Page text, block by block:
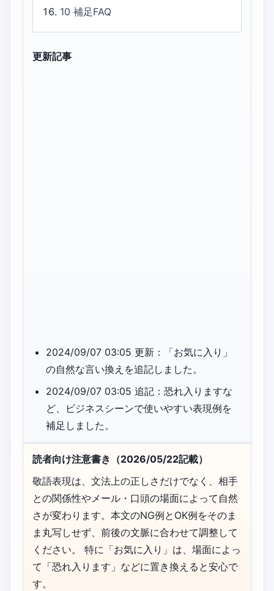
10補足FAQ
更新記事
2024/09/07 03:05 更新：「お気に入り」
の自然な言い換えを追記しました。
2024/09/07 03:05 追記：恐れ入りますな
ど、ビジネスシーンで使いやすい表現例を
補足しました。
読者向け注意書き（2026/05/22記載）
敬語表現は、文法上の正しさだけでなく、相手
との関係性やメール・口頭の場面によって自然
さが変わります。本文のNG例とOK例をそのま
ま丸写しせず、前後の文脈に合わせて調整して
ください。 特に「お気に入り」は、場面によっ
て「恐れ入ります」などに置き換えると安心で
す。